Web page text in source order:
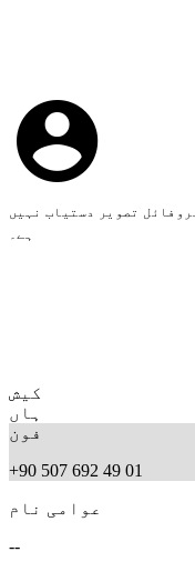
تصویر دستیاب نہیں
ہے۔
کیش
ہاں
فون
+90 507 692 49 01
عوامی نام
--